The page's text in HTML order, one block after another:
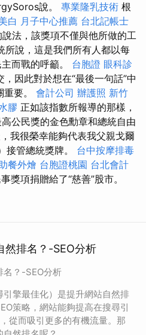
說。 專業隆乳技術 根
白 月子中心推薦 台北記帳士
法，該獎項不僅與他所做的工
所說，這是我們所有人都以每
而戰的呼籲。 台胞證 眼科診
因此對於想在“最後一句話”中
要。 會計公司 辦護照 新竹
膠 正如該指數所報導的那樣，
公民獎的金色勳章和總統自由
我很榮幸能夠代表我父親戈爾
接管總統獎牌。 台中按摩排毒
餐外燴 台胞證桃園 台北會計
獎項捐贈給了“慈善”股市。
然排名？-SEO分析
名？-SEO分析
擎最佳化）是提升網站自然排
策略，網站能夠提高在搜尋引
從而吸引更多的有機流量。那